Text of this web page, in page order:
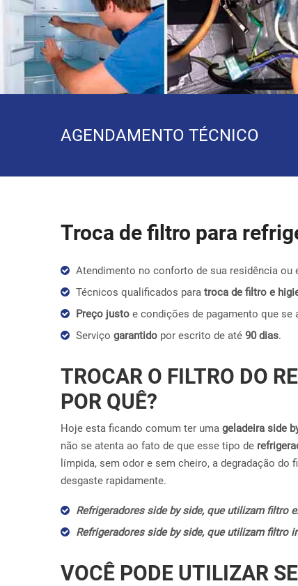
AGENDAMENTO TÉCNICO
Troca de filtro para
Atendimento no conforto de sua residência ou
Técnicos qualificados para troca de filtro e
Preço justo e condições de pagamento que
Serviço garantido por escrito de até 90 dias.
TROCAR O FILTRO DO
POR QUÊ?
Hoje esta ficando comum ter uma geladeira side
não se atenta ao fato de que esse tipo de
límpida, sem odor e sem cheiro, a degradação
desgaste rapidamente.
Refrigeradores side by side, que utilizam filtro
Refrigeradores side by side, que utilizam filtro
VOCÊ PODE UTILIZAR